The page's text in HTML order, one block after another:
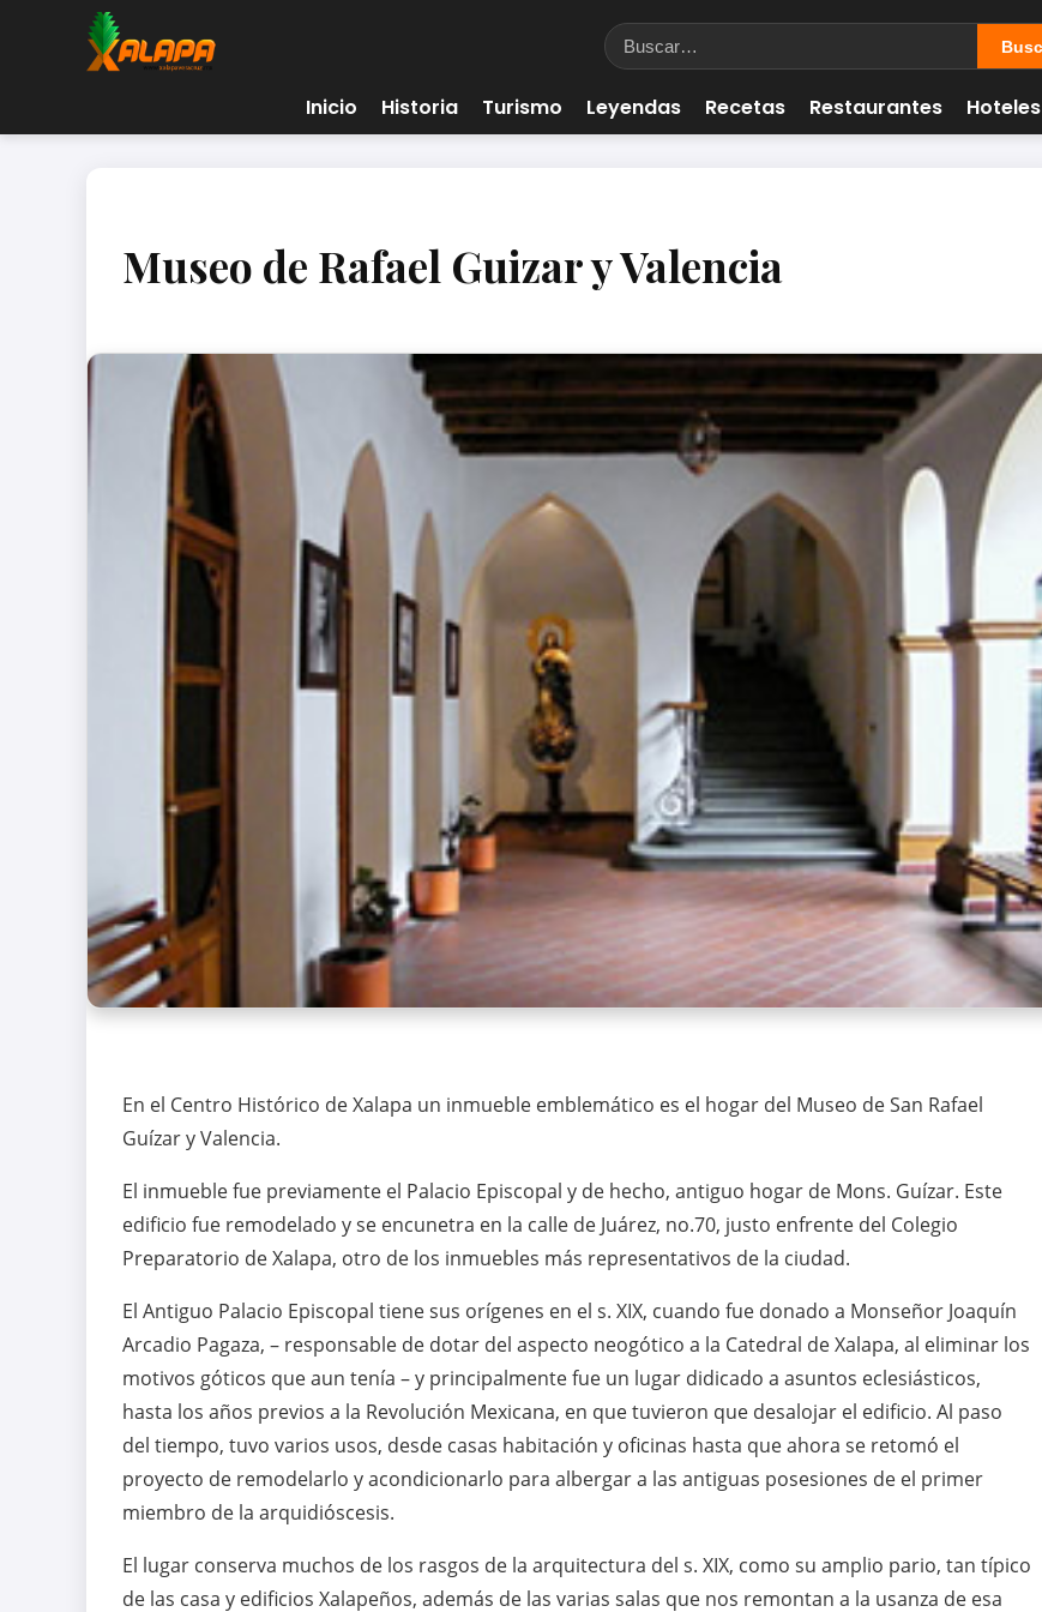
Inicio Historia Turismo Leyendas Recetas Restaurantes Hoteles
Museo de Rafael Guizar y Valencia
En el Centro Histórico de Xalapa un inmueble emblemático es el hogar del Museo de San Rafael
Guízar y Valencia.
El inmueble fue previamente el Palacio Episcopal y de hecho, antiguo hogar de Mons. Guízar. Este
edificio fue remodelado y se encunetra en la calle de Juárez, no.70, justo enfrente del Colegio
Preparatorio de Xalapa, otro de los inmuebles más representativos de la ciudad.
El Antiguo Palacio Episcopal tiene sus orígenes en el s. XIX, cuando fue donado a Monseñor Joaquín
Arcadio Pagaza, – responsable de dotar del aspecto neogótico a la Catedral de Xalapa, al eliminar los
motivos góticos que aun tenía – y principalmente fue un lugar didicado a asuntos eclesiásticos,
hasta los años previos a la Revolución Mexicana, en que tuvieron que desalojar el edificio. Al paso
del tiempo, tuvo varios usos, desde casas habitación y oficinas hasta que ahora se retomó el
proyecto de remodelarlo y acondicionarlo para albergar a las antiguas posesiones de el primer
miembro de la arquidióscesis.
El lugar conserva muchos de los rasgos de la arquitectura del s. XIX, como su amplio pario, tan típico
de las casa y edificios Xalapeños, además de las varias salas que nos remontan a la usanza de esa